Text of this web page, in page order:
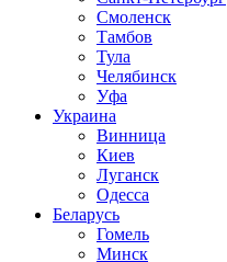
Смоленск
Тамбов
Тула
Челябинск
Уфа
Украина
Винница
Киев
Луганск
Одесса
Беларусь
Гомель
Минск